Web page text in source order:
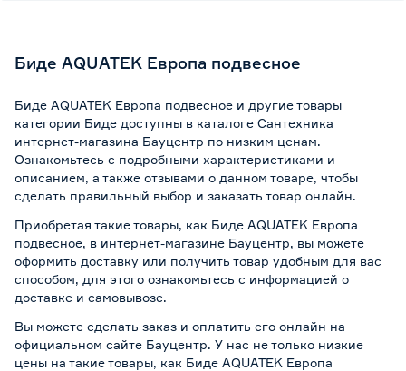
Биде AQUATEK Европа подвесное
Биде AQUATEK Европа подвесное и другие товары
категории Биде доступны в каталоге Сантехника
интернет-магазина Бауцентр по низким ценам.
Ознакомьтесь с подробными характеристиками и
описанием, а также отзывами о данном товаре, чтобы
сделать правильный выбор и заказать товар онлайн.
Приобретая такие товары, как Биде AQUATEK Европа
подвесное, в интернет-магазине Бауцентр, вы можете
оформить доставку или получить товар удобным для вас
способом, для этого ознакомьтесь с информацией о
доставке и самовывозе.
Вы можете сделать заказ и оплатить его онлайн на
официальном сайте Бауцентр. У нас не только низкие
цены на такие товары, как Биде AQUATEK Европа